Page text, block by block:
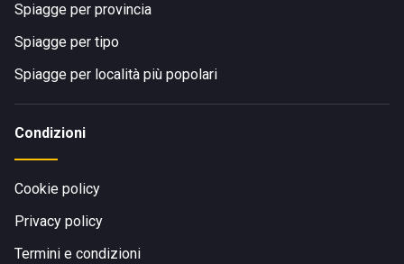
Spiagge per provincia
Spiagge per tipo
Spiagge per località più popolari
Condizioni
Cookie policy
Privacy policy
Termini e condizioni